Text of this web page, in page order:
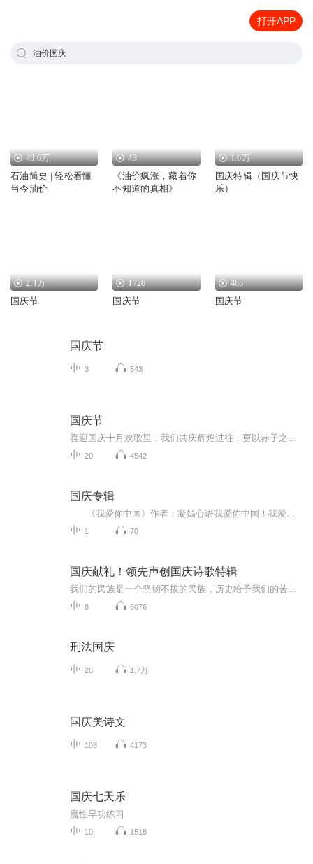
打开APP
油价国庆
40.6万
石油简史 | 轻松看懂
当今油价
43
《油价疯涨，藏着你
不知道的真相》
1.6万
国庆特辑（国庆节快
乐）
2.1万
国庆节
1726
国庆节
465
国庆节
国庆节
3 543
国庆节
20 4542
国庆专辑
1 78
国庆献礼！领先声创国庆诗歌特辑
8 6076
刑法国庆
26 1.7万
国庆美诗文
108 4173
国庆七天乐
魔性早功练习
10 1518